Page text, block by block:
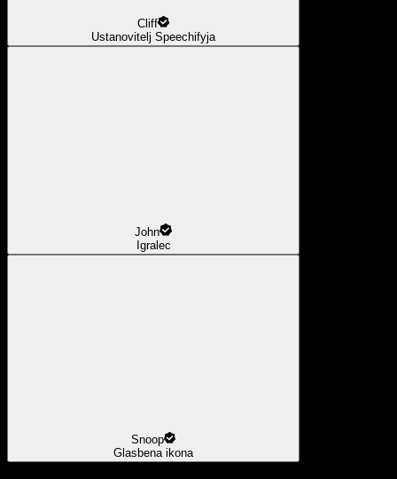
Cliff
Ustanovitelj Speechifyja
John
Igralec
Snoop
Glasbena ikona